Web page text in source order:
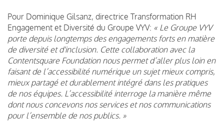
Pour Dominique Gilsanz, directrice Transformation RH
Engagement et Diversité du Groupe VYV: « Le Groupe VYV
porte depuis longtemps des engagements forts en matière
de diversité et d'inclusion. Cette collaboration avec la
Contentsquare Foundation nous permet d’aller plus loin en
faisant de l’accessibilité numérique un sujet mieux compris,
mieux partagé et durablement intégré dans les pratiques
de nos équipes. L’accessibilité interroge la manière même
dont nous concevons nos services et nos communications
pour l’ensemble de nos publics. »